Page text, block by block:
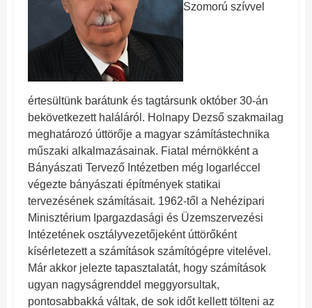
Szomorú szívvel
értesültünk barátunk és tagtársunk október 30-án
bekövetkezett haláláról. Holnapy Dezső szakmailag
meghatározó úttörője a magyar számítástechnika
műszaki alkalmazásainak. Fiatal mérnökként a
Bányászati Tervező Intézetben még logarléccel
végezte bányászati építmények statikai
tervezésének számításait. 1962-től a Nehézipari
Minisztérium Ipargazdasági és Üzemszervezési
Intézetének osztályvezetőjeként úttörőként
kísérletezett a számítások számítógépre vitelével.
Már akkor jelezte tapasztalatát, hogy számítások
ugyan nagyságrenddel meggyorsultak,
pontosabbakká váltak, de sok időt kellett tölteni az